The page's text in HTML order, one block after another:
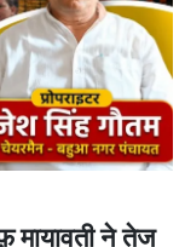
ने तेज